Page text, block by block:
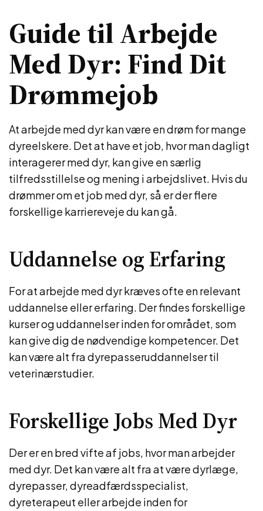
Guide til Arbejde
Med Dyr: Find Dit
Drømmejob
At arbejde med dyr kan være en drøm for mange
dyreelskere. Det at have et job, hvor man dagligt
interagerer med dyr, kan give en særlig
tilfredsstillelse og mening i arbejdslivet. Hvis du
drømmer om et job med dyr, så er der flere
forskellige karriereveje du kan gå.
Uddannelse og Erfaring
For at arbejde med dyr kræves ofte en relevant
uddannelse eller erfaring. Der findes forskellige
kurser og uddannelser inden for området, som
kan give dig de nødvendige kompetencer. Det
kan være alt fra dyrepasseruddannelser til
veterinærstudier.
Forskellige Jobs Med Dyr
Der er en bred vifte af jobs, hvor man arbejder
med dyr. Det kan være alt fra at være dyrlæge,
dyrepasser, dyreadfærdsspecialist,
dyreterapeut eller arbejde inden for